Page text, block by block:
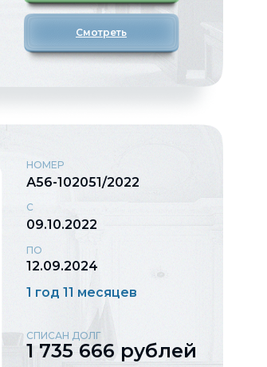
НОМЕР
А56-102051/2022
С
09.10.2022
12.09.2024
ПО
1 год 11 месяцев
1 735 666 рублей
СПИСАН ДОЛГ
Смотреть